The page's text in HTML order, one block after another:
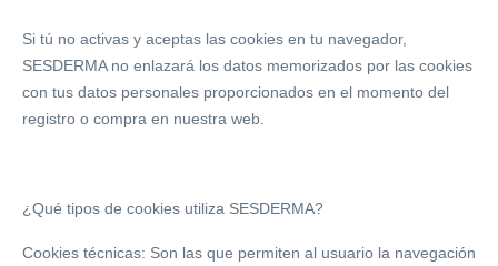
Si tú no activas y aceptas las cookies en tu navegador,
SESDERMA no enlazará los datos memorizados por las cookies
con tus datos personales proporcionados en el momento del
registro o compra en nuestra web.
¿Qué tipos de cookies utiliza SESDERMA?
Cookies técnicas: Son las que permiten al usuario la navegación